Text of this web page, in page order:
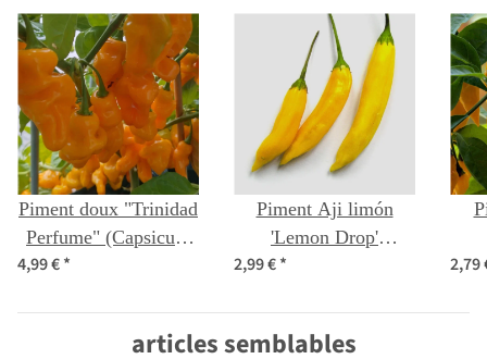
Piment doux "Trinidad
Perfume" (Capsicum
chinense) graines
4,99 €*
Piment Aji limón
'Lemon Drop'
(Capsicum baccatum)
2,99 €* 2,79
articles semblables